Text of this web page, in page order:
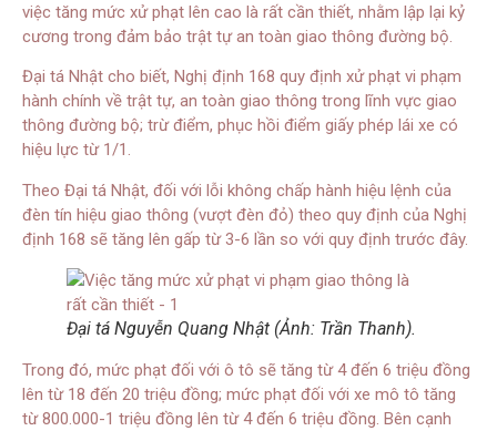
việc tăng mức xử phạt lên cao là rất cần thiết, nhằm lập lại kỷ
cương trong đảm bảo trật tự an toàn giao thông đường bộ.
Đại tá Nhật cho biết, Nghị định 168 quy định xử phạt vi phạm
hành chính về trật tự, an toàn giao thông trong lĩnh vực giao
thông đường bộ; trừ điểm, phục hồi điểm giấy phép lái xe có
hiệu lực từ 1/1.
Theo Đại tá Nhật, đối với lỗi không chấp hành hiệu lệnh của
đèn tín hiệu giao thông (vượt đèn đỏ) theo quy định của Nghị
định 168 sẽ tăng lên gấp từ 3-6 lần so với quy định trước đây.
Đại tá Nguyễn Quang Nhật (Ảnh: Trần Thanh).
Trong đó, mức phạt đối với ô tô sẽ tăng từ 4 đến 6 triệu đồng
lên từ 18 đến 20 triệu đồng; mức phạt đối với xe mô tô tăng
từ 800.000-1 triệu đồng lên từ 4 đến 6 triệu đồng. Bên cạnh